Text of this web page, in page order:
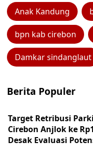
Anak Kandung
bpn kab cirebon
Damkar sindanglaut
Berita Populer
Target Retribusi
Cirebon Anjlok ke
Desak Evaluasi